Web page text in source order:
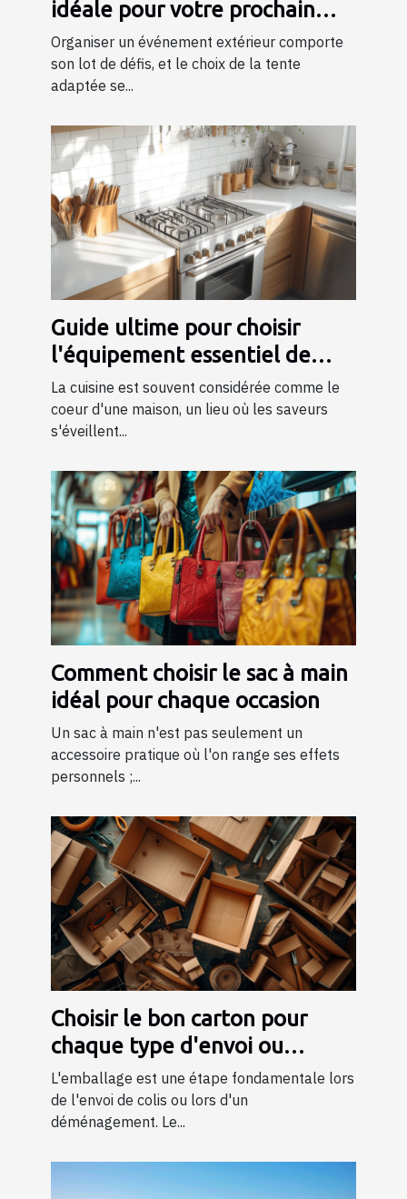
idéale pour votre prochain
événement ?
Organiser un événement extérieur comporte
son lot de défis, et le choix de la tente
adaptée se...
Guide ultime pour choisir
l'équipement essentiel de
cuisine
La cuisine est souvent considérée comme le
coeur d'une maison, un lieu où les saveurs
s'éveillent...
Comment choisir le sac à main
idéal pour chaque occasion
Un sac à main n'est pas seulement un
accessoire pratique où l'on range ses effets
personnels ;...
Choisir le bon carton pour
chaque type d'envoi ou
déménagement
L'emballage est une étape fondamentale lors
de l'envoi de colis ou lors d'un
déménagement. Le...